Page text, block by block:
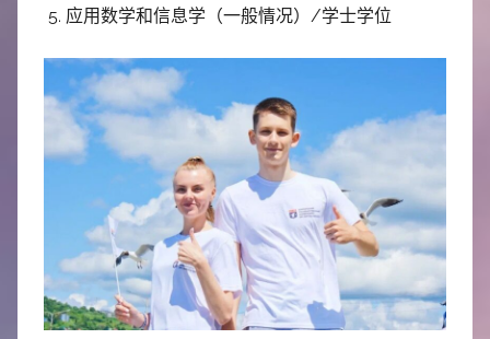
应用数学和信息学（一般情况）/学士学位